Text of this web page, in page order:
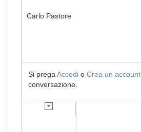
Carlo Pastore
Si prega Accedi o Crea un account
conversazione.